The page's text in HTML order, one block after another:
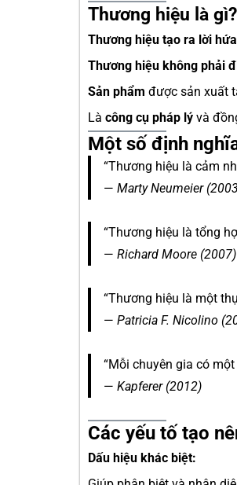
Thương hiệu là
Thương hiệu tạo ra lời hứa
Thương hiệu không phải
Sản phẩm được sản xuất
Là công cụ pháp lý và
Một số định
“Thương hiệu là cảm
— Marty Neumeier
“Thương hiệu là tổng
— Richard Moore (2007)
“Thương hiệu là một
— Patricia F. Nicolino
“Mỗi chuyên gia có
— Kapferer (2012)
Các yếu tố tạo
Dấu hiệu khác biệt: